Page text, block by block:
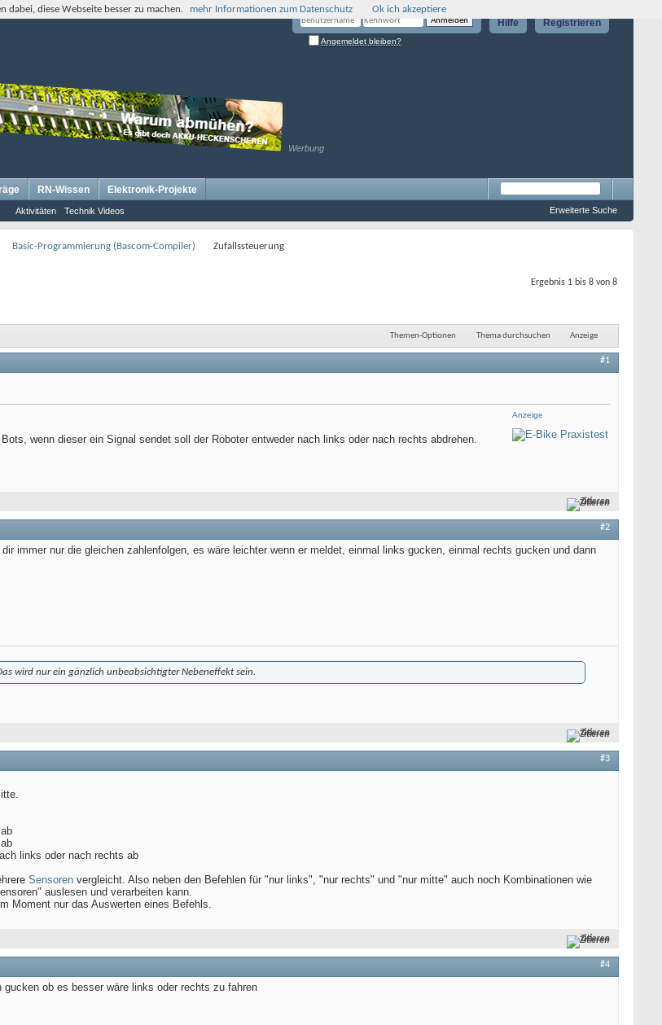
Registrieren
Hilfe
Angemeldet bleiben?
Werbung
Aktivitäten Technik Videos
RN-Wissen Elektronik-Projekte
Erweiterte Suche
Basic-Programmierung (Bascom-Compiler)
Zufallssteuerung
Ergebnis 1 bis 8 von 8
Themen-Optionen Thema durchsuchen Anzeige
#1
Anzeige
wenn dieser ein Signal sendet soll der Roboter entweder nach links oder nach rechts abdrehen.
Zitieren
#2
immer nur die gleichen zahlenfolgen, es wäre leichter wenn er meldet, einmal links gucken, einmal rechts gucken und dann
wird nur ein gänzlich unbeabsichtigter Nebeneffekt sein.
Zitieren
#3
links oder nach rechts ab
Sensoren vergleicht. Also neben den Befehlen für "nur links", "nur rechts" und "nur mitte" auch noch Kombinationen wie
auslesen und verarbeiten kann.
Moment nur das Auswerten eines Befehls.
Zitieren
#4
ob es besser wäre links oder rechts zu fahren
dabei, diese Webseite besser zu machen. mehr Informationen zum Datenschutz Ok ich akzeptiere